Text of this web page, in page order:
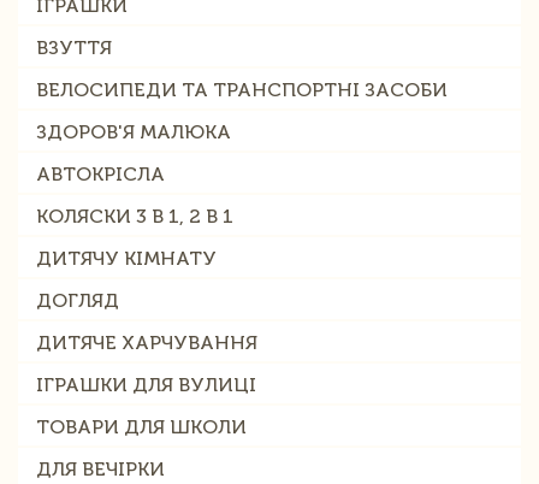
ІГРАШКИ
ВЗУТТЯ
ВЕЛОСИПЕДИ ТА ТРАНСПОРТНІ ЗАСОБИ
ЗДОРОВ'Я МАЛЮКА
АВТОКРІСЛА
КОЛЯСКИ 3 В 1, 2 В 1
ДИТЯЧУ КІМНАТУ
ДОГЛЯД
ДИТЯЧЕ ХАРЧУВАННЯ
ІГРАШКИ ДЛЯ ВУЛИЦІ
ТОВАРИ ДЛЯ ШКОЛИ
ДЛЯ ВЕЧІРКИ